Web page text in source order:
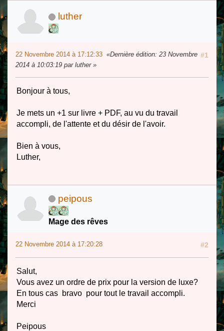
luther
22 Novembre 2014 à 17:12:33 #1
Dernière édition: 23 Novembre
2014 à 10:03:19 par luther
Bonjour à tous,
Je mets un +1 sur livre + PDF, au vu du travail
accompli, de l'attente et du désir de l'avoir.
Bien à vous,
Luther,
peipous
Mage des rêves
22 Novembre 2014 à 17:20:28 #2
Salut,
Vous avez un ordre de prix pour la version de luxe?
En tous cas bravo pour tout le travail accompli.
Merci
Peipous